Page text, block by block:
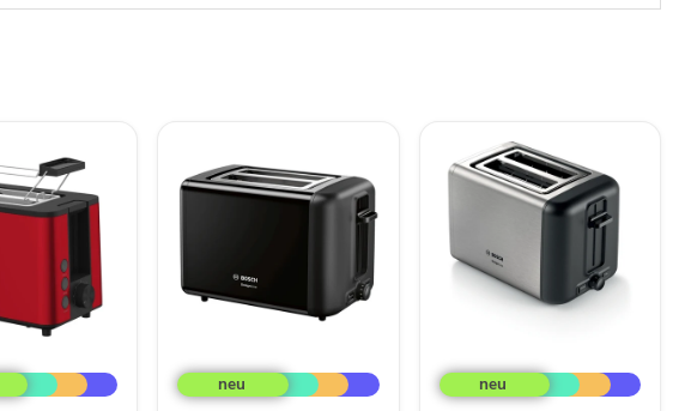
Toaster
jet
TAT3P420DE
Toaster